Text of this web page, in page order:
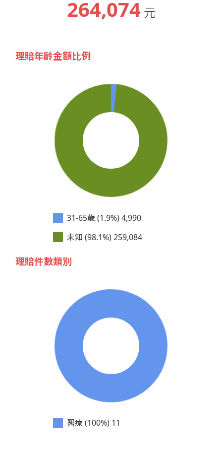
264,074元
理賠年齡金額比例
31-65歲 (1.9%) 4,990
未知 (98.1%) 259,084
理賠件數類別
醫療 (100%) 11